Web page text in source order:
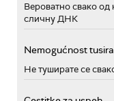
Вероватно свако од
сличну ДНК
Nemogućnost
Не туширате се